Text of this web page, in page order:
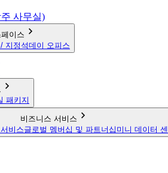
사무실)
이스
지정석데이 오피스
패키지
비즈니스 서비스
비스글로벌 멤버십 및 파트너십 미니 데이터